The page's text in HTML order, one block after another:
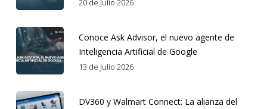
20 de Julio 2026
Conoce Ask Advisor, el nuevo agente de
Inteligencia Artificial de Google
13 de Julio 2026
DV360 y Walmart Connect: La alianza del